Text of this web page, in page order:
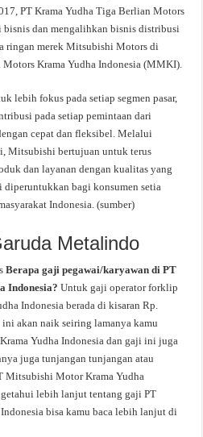
PT Krama Yudha Tiga Berlian Motors
dan mengalihkan bisnis distribusi
ringan merek Mitsubishi Motors di
Krama Yudha Indonesia (MMKI).
lebih fokus pada setiap segmen pasar,
pada setiap pemintaan dari
cepat dan fleksibel. Melalui
Mitsubishi bertujuan untuk terus
dan layanan dengan kualitas yang
bagi konsumen setia
Indonesia. (sumber)
Metalindo
Berapa gaji pegawai/karyawan di PT
Indonesia? Untuk gaji operator forklip
Indonesia berada di kisaran Rp.
akan naik seiring lamanya kamu
Yudha Indonesia dan gaji ini juga
juga tunjangan tunjangan atau
Mitsubishi Motor Krama Yudha
lebih lanjut tentang gaji PT
bisa kamu baca lebih lanjut di